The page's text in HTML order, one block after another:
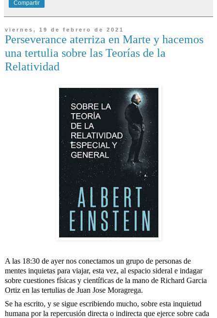
Compartir
viernes, 19 de febrero de 2021
Perseverance aterriza en Marte y hacemos
una tertulia sobre las Teorías de la
Relatividad
A las 18:30 de ayer nos conectamos un grupo de personas de
mentes inquietas para viajar, esta vez, al espacio sideral e indagar
sobre cuestiones físicas y científicas de la mano de Richard Garcia
Ortiz en las tertulias de Juan Jose Moragrega.
Se ha escrito, y se sigue escribiendo mucho, sobre esta inquietud
humana por la repercusión directa o indirecta que ejerce sobre cada